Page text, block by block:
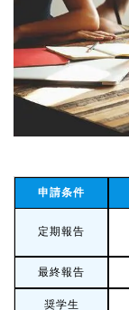
申請条件
定期報告
最終報告
奨学生